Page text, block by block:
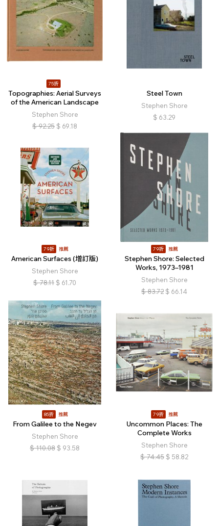
75折
Topographies: Aerial Surveys
of the American Landscape
Stephen Shore
$ 92.25 $ 69.18
Steel Town
Stephen Shore
$ 63.29
79折 推薦
American Surfaces (增訂版)
Stephen Shore
$ 78.11 $ 61.70
79折 推薦
Stephen Shore: Selected
Works, 1973–1981
Stephen Shore
$ 83.72 $ 66.14
85折 推薦
From Galilee to the Negev
Stephen Shore
$ 110.08 $ 93.58
79折 推薦
Uncommon Places: The
Complete Works
Stephen Shore
$ 74.45 $ 58.82